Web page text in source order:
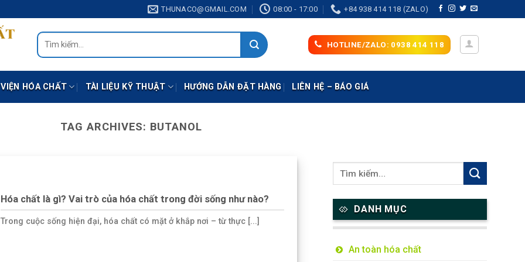
THUNACO@GMAIL.COM 08:00 - 17:00 +84 938 414 118 (ZALO)
Tìm
kiếm:
HOTLINE/ZALO: 0938 414 118
HÓA CHẤT TÀI LIỆU KỸ THUẬT HƯỚNG DẪN ĐẶT HÀNG LIÊN HỆ – BÁO GIÁ
TAG ARCHIVES: BUTANOL
Hóa chất là gì? Vai trò của hóa chất trong đời sống như nào?
Trong cuộc sống hiện đại, hóa chất có mặt ở khắp nơi – từ thực [...]
DANH MỤC
An toàn hóa chất